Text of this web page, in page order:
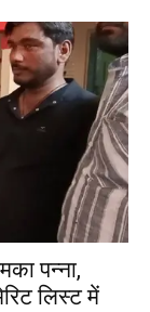
पन्ना,
लिस्ट में